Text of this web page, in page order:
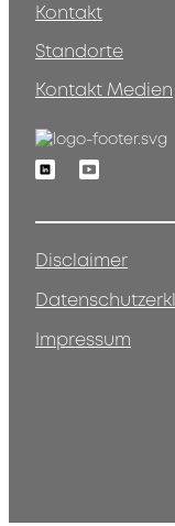
Kontakt
Standorte
Kontakt Medien
LinkedinYoutube
Disclaimer
Impressum